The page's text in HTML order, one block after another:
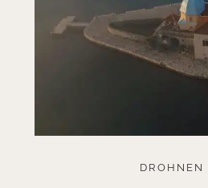
DROHNEN